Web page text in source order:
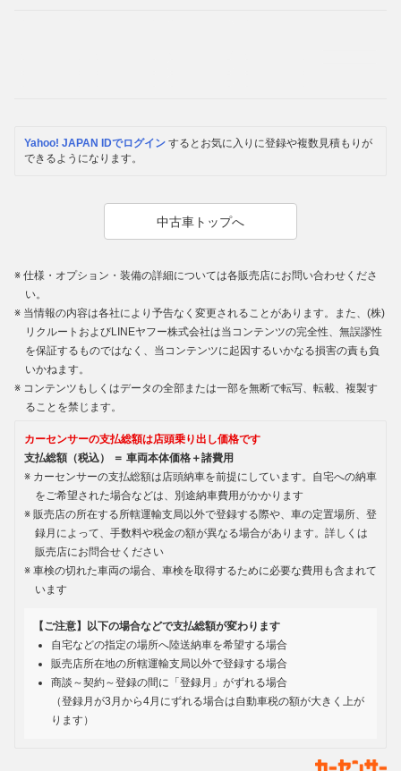
Yahoo! JAPAN IDでログイン するとお気に入りに登録や複数見積もりが
できるようになります。
中古車トップへ
仕様・オプション・装備の詳細については各販売店にお問い合わせくださ
い。
当情報の内容は各社により予告なく変更されることがあります。また、(株)
リクルートおよびLINEヤフー株式会社は当コンテンツの完全性、無誤謬性
を保証するものではなく、当コンテンツに起因するいかなる損害の責も負
いかねます。
コンテンツもしくはデータの全部または一部を無断で転写、転載、複製す
ることを禁じます。
カーセンサーの支払総額は店頭乗り出し価格です
支払総額（税込） ＝ 車両本体価格＋諸費用
カーセンサーの支払総額は店頭納車を前提にしています。自宅への納車
をご希望された場合などは、別途納車費用がかかります
販売店の所在する所轄運輸支局以外で登録する際や、車の定置場所、登
録月によって、手数料や税金の額が異なる場合があります。詳しくは
販売店にお問合せください
車検の切れた車両の場合、車検を取得するために必要な費用も含まれて
います
【ご注意】以下の場合などで支払総額が変わります
自宅などの指定の場所へ陸送納車を希望する場合
販売店所在地の所轄運輸支局以外で登録する場合
商談～契約～登録の間に「登録月」がずれる場合
（登録月が3月から4月にずれる場合は自動車税の額が大きく上が
ります）